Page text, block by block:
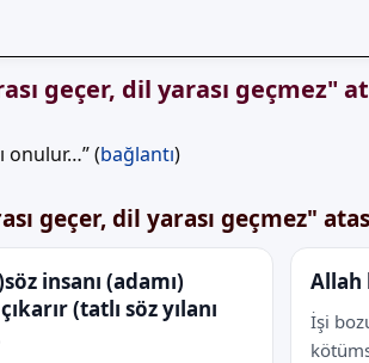
geçer, dil yarası geçmez"
onulur…” (bağlantı)
geçer, dil yarası geçmez"
insanı (adamı)
(tatlı söz yılanı
Allah
İşi